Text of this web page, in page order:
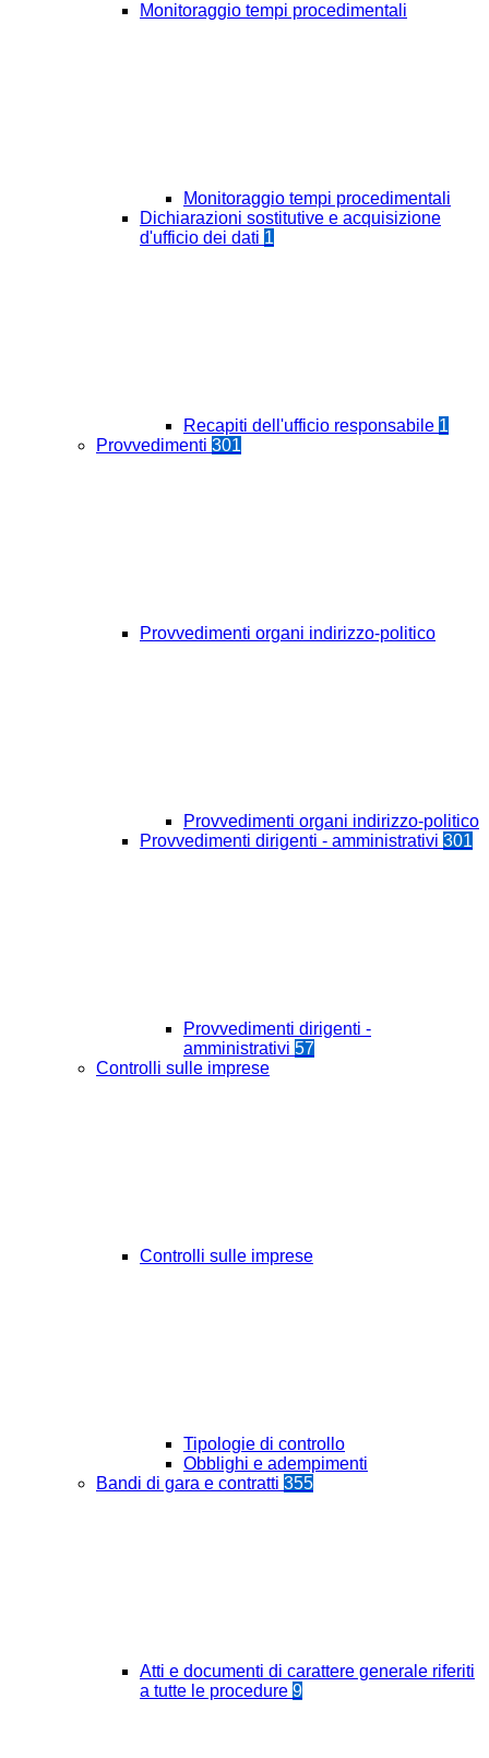
Monitoraggio tempi procedimentali
Monitoraggio tempi procedimentali
Dichiarazioni sostitutive e acquisizione
d'ufficio dei dati 1
Recapiti dell'ufficio responsabile 1
Provvedimenti 301
Provvedimenti organi indirizzo-politico
Provvedimenti organi indirizzo-politico
Provvedimenti dirigenti - amministrativi 301
Provvedimenti dirigenti -
amministrativi 57
Controlli sulle imprese
Controlli sulle imprese
Tipologie di controllo
Obblighi e adempimenti
Bandi di gara e contratti 355
Atti e documenti di carattere generale riferiti
a tutte le procedure 9